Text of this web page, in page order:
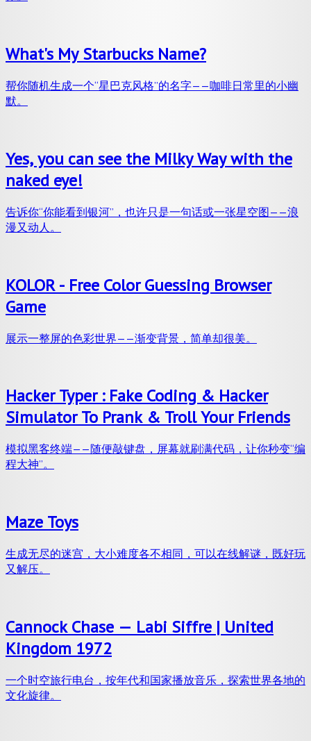
What's My Starbucks Name?
帮你随机生成一个“星巴克风格”的名字——咖啡日常里的小幽
默。
Yes, you can see the Milky Way with the
naked eye!
告诉你“你能看到银河”，也许只是一句话或一张星空图——浪
漫又动人。
KOLOR - Free Color Guessing Browser
Game
展示一整屏的色彩世界——渐变背景，简单却很美。
Hacker Typer : Fake Coding & Hacker
Simulator To Prank & Troll Your Friends
模拟黑客终端——随便敲键盘，屏幕就刷满代码，让你秒变“编
程大神”。
Maze Toys
生成无尽的迷宫，大小难度各不相同，可以在线解谜，既好玩
又解压。
Cannock Chase — Labi Siffre | United
Kingdom 1972
一个时空旅行电台，按年代和国家播放音乐，探索世界各地的
文化旋律。